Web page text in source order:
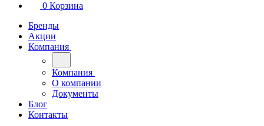
0 Корзина
Бренды
Акции
Компания
Компания
О компании
Документы
Блог
Контакты